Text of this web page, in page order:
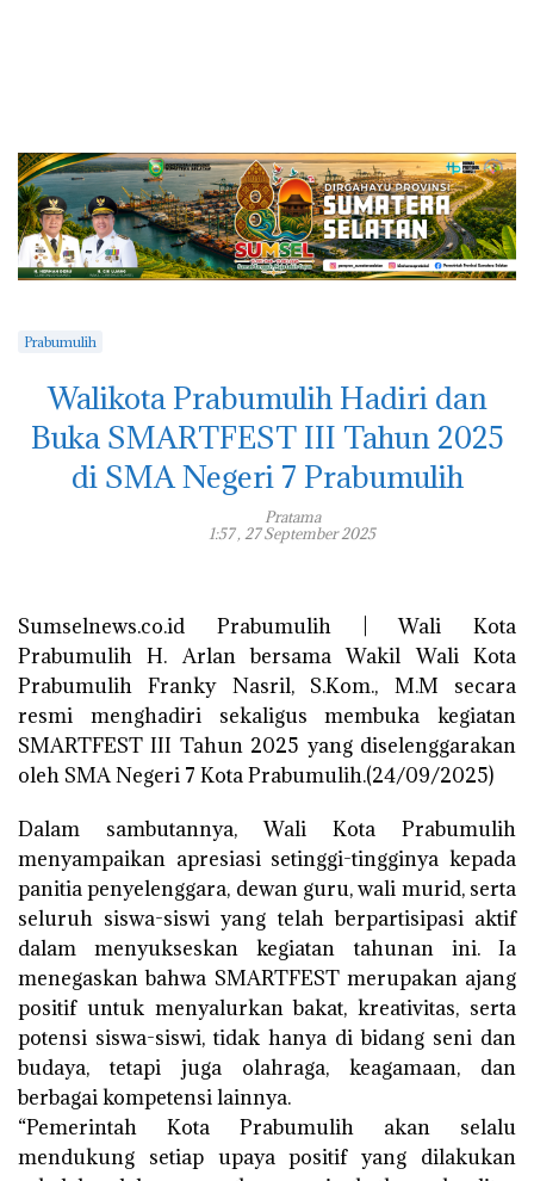
Prabumulih
Walikota Prabumulih Hadiri dan
Buka SMARTFEST III Tahun 2025
di SMA Negeri 7 Prabumulih
Pratama
1:57 , 27 September 2025
Sumselnews.co.id Prabumulih | Wali Kota
Prabumulih H. Arlan bersama Wakil Wali Kota
Prabumulih Franky Nasril, S.Kom., M.M secara
resmi menghadiri sekaligus membuka kegiatan
SMARTFEST III Tahun 2025 yang diselenggarakan
oleh SMA Negeri 7 Kota Prabumulih.(24/09/2025)
Dalam sambutannya, Wali Kota Prabumulih
menyampaikan apresiasi setinggi-tingginya kepada
panitia penyelenggara, dewan guru, wali murid, serta
seluruh siswa-siswi yang telah berpartisipasi aktif
dalam menyukseskan kegiatan tahunan ini. Ia
menegaskan bahwa SMARTFEST merupakan ajang
positif untuk menyalurkan bakat, kreativitas, serta
potensi siswa-siswi, tidak hanya di bidang seni dan
budaya, tetapi juga olahraga, keagamaan, dan
berbagai kompetensi lainnya.
“Pemerintah Kota Prabumulih akan selalu
mendukung setiap upaya positif yang dilakukan